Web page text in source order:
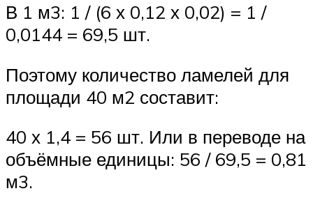
В 1 м3: 1 / (6 х 0,12 х 0,02) = 1 /
0,0144 = 69,5 шт.
Поэтому количество ламелей для
площади 40 м2 составит:
40 х 1,4 = 56 шт. Или в переводе на
объёмные единицы: 56 / 69,5 = 0,81
м3.